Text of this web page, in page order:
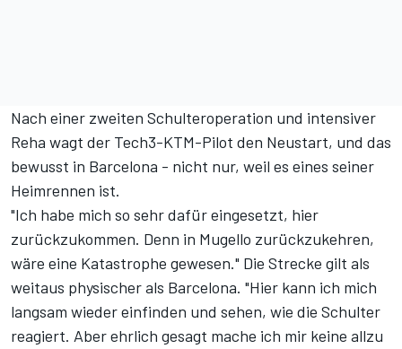
Nach einer zweiten Schulteroperation und intensiver
Reha wagt der Tech3-KTM-Pilot den Neustart, und das
bewusst in Barcelona - nicht nur, weil es eines seiner
Heimrennen ist.
"Ich habe mich so sehr dafür eingesetzt, hier
zurückzukommen. Denn in Mugello zurückzukehren,
wäre eine Katastrophe gewesen." Die Strecke gilt als
weitaus physischer als Barcelona. "Hier kann ich mich
langsam wieder einfinden und sehen, wie die Schulter
reagiert. Aber ehrlich gesagt mache ich mir keine allzu